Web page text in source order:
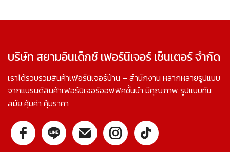
บริษัท สยามอินเด็กซ์ เฟอร์นิเจอร์ เซ็นเตอร์ จำกัด
เราได้รวบรวมสินค้าเฟอร์นิเจอร์บ้าน – สำนักงาน หลากหลายรูปแบบ
จากแบรนด์สินค้าเฟอร์นิเจอร์ออฟฟิศชั้นนำ มีคุณภาพ รูปแบบทัน
สมัย คุ้มค่า คุ้มราคา